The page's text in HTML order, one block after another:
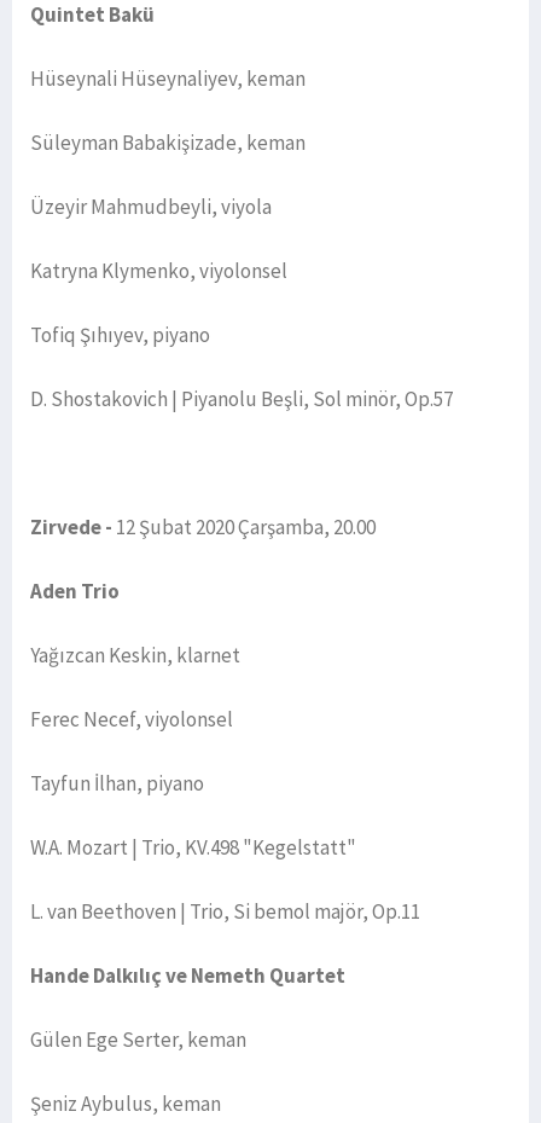
Quintet Bakü
Hüseynali Hüseynaliyev, keman
Süleyman Babakişizade, keman
Üzeyir Mahmudbeyli, viyola
Katryna Klymenko, viyolonsel
Tofiq Şıhıyev, piyano
D. Shostakovich | Piyanolu Beşli, Sol minör, Op.57
Zirvede - 12 Şubat 2020 Çarşamba, 20.00
Aden Trio
Yağızcan Keskin, klarnet
Ferec Necef, viyolonsel
Tayfun İlhan, piyano
W.A. Mozart | Trio, KV.498 "Kegelstatt"
L. van Beethoven | Trio, Si bemol majör, Op.11
Hande Dalkılıç ve Nemeth Quartet
Gülen Ege Serter, keman
Şeniz Aybulus, keman